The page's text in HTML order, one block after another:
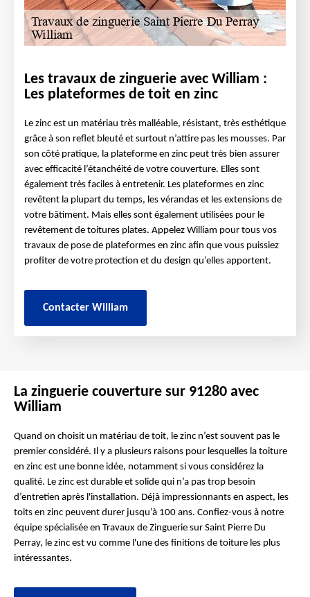
Les travaux de zinguerie avec William :
Les plateformes de toit en zinc
Le zinc est un matériau très malléable, résistant, très esthétique
grâce à son reflet bleuté et surtout n’attire pas les mousses. Par
son côté pratique, la plateforme en zinc peut très bien assurer
avec efficacité l’étanchéité de votre couverture. Elles sont
également très faciles à entretenir. Les plateformes en zinc
revêtent la plupart du temps, les vérandas et les extensions de
votre bâtiment. Mais elles sont également utilisées pour le
revêtement de toitures plates. Appelez William pour tous vos
travaux de pose de plateformes en zinc afin que vous puissiez
profiter de votre protection et du design qu’elles apportent.
Contacter William
La zinguerie couverture sur 91280 avec
William
Quand on choisit un matériau de toit, le zinc n’est souvent pas le
premier considéré. Il y a plusieurs raisons pour lesquelles la toiture
en zinc est une bonne idée, notamment si vous considérez la
qualité. Le zinc est durable et solide qui n’a pas trop besoin
d’entretien après l'installation. Déjà impressionnants en aspect, les
toits en zinc peuvent durer jusqu’à 100 ans. Confiez-vous à notre
équipe spécialisée en Travaux de Zinguerie sur Saint Pierre Du
Perray, le zinc est vu comme l'une des finitions de toiture les plus
intéressantes.